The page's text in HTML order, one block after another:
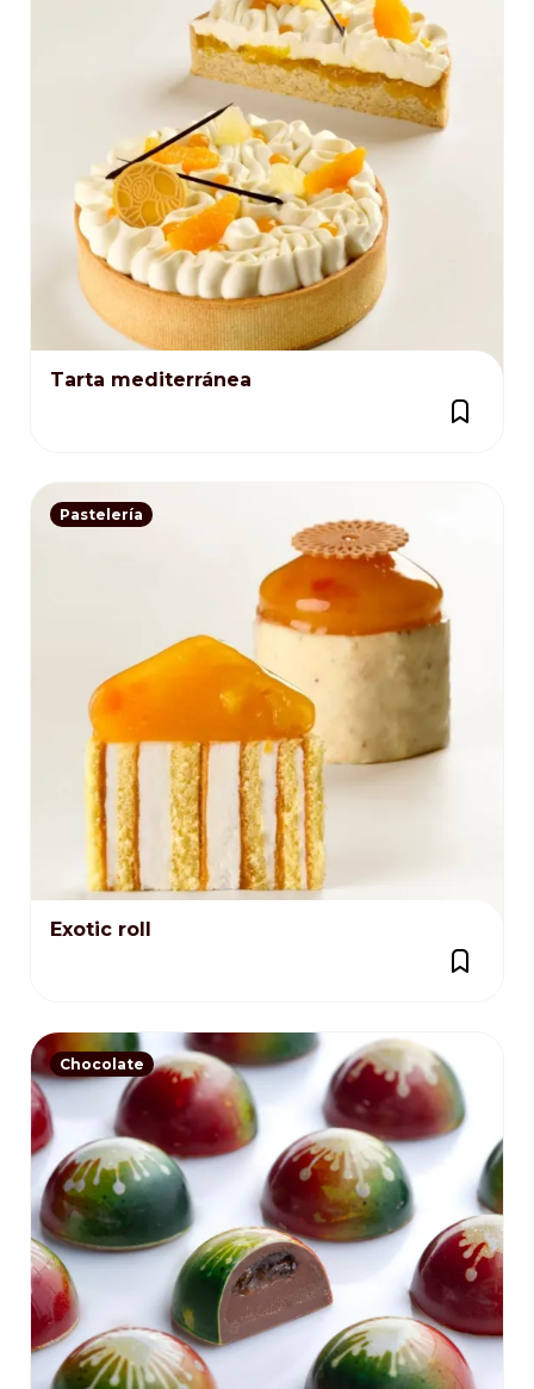
Tarta mediterránea
Pastelería
Exotic roll
Chocolate